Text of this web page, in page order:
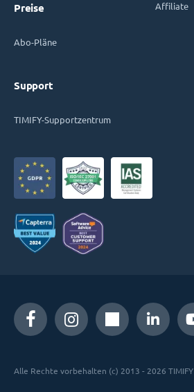
Preise
Abo-Pläne
Support
TIMIFY-Supportzentrum
Affiliate
Alle Rechte vorbehalten (c) 2013 - 2026 TIMIFY